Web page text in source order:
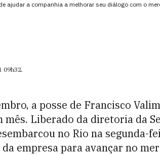
ajudar a companhia a melhorar seu diálogo com o
09h32.
a posse de Francisco
mês. Liberado da diretoria da
no Rio na segunda-
empresa para avançar no